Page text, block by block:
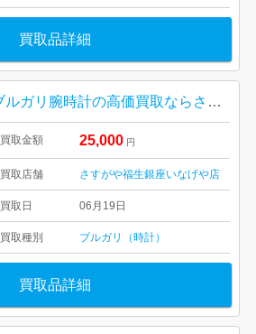
買取品詳細
ブルガリ腕時計の高価買取ならさすがや！| 羽村市神明台| BVLGARI 腕時計
買取金額 25,000 円
買取店舗 さすがや福生銀座いなげや店
買取日 06月19日
買取種別 ブルガリ（時計）
買取品詳細